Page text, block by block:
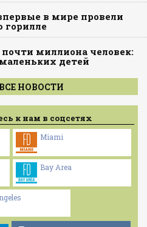
в мире провели
горилле
почти миллиона человек:
детей
НОВОСТИ
к нам в соцсетях
Miami
Bay Area